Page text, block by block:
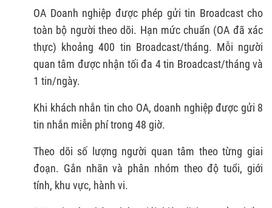
OA Doanh nghiệp được phép gửi tin Broadcast cho
toàn bộ người theo dõi. Hạn mức chuẩn (OA đã xác
thực) khoảng 400 tin Broadcast/tháng. Mỗi người
quan tâm được nhận tối đa 4 tin Broadcast/tháng và
1 tin/ngày.
Khi khách nhắn tin cho OA, doanh nghiệp được gửi 8
tin nhắn miễn phí trong 48 giờ.
Theo dõi số lượng người quan tâm theo từng giai
đoạn. Gắn nhãn và phân nhóm theo độ tuổi, giới
tính, khu vực, hành vi.